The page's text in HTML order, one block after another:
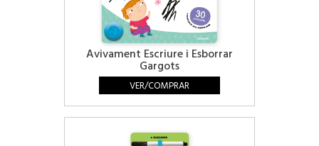
Avivament Escriure i Esborrar
Gargots
VER/COMPRAR